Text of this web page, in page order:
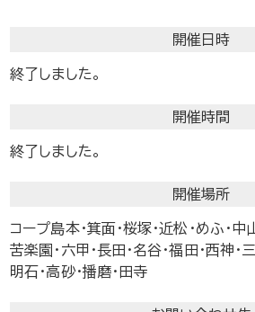
開催日時
終了しました。
開催時間
終了しました。
開催場所
コープ島本・箕面・桜塚・近松・めふ・中
苦楽園・六甲・長田・名谷・福田・西神・
明石・高砂・播磨・田寺